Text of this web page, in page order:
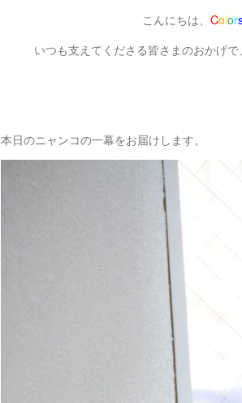
こんにちは、Color
いつも支えてくださる皆さまのおかげ
本日のニャンコの一幕をお届けします。